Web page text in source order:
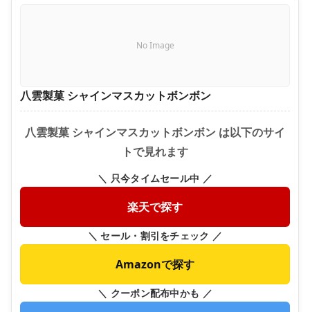
No Image
八雲製菓 シャインマスカットボンボン
八雲製菓 シャインマスカットボンボン は以下のサイ
トで見れます
＼ 只今タイムセール中 ／
楽天で探す
＼ セール・割引をチェック ／
Amazonで探す
＼ クーポン配布中かも ／